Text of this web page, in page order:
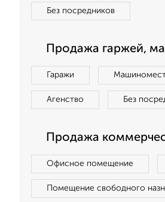
Без посредников
Продажа гаржей,
Гаражи
Агенство Без
Продажа
Офисное помещение
Помещение свободного